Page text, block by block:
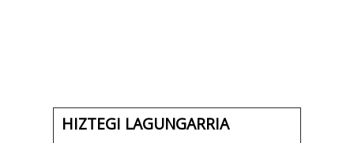
HIZTEGI LAGUNGARRIA